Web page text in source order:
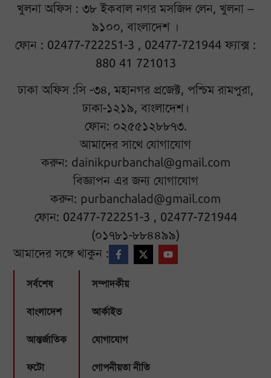
খুলনা অফিস : ৩৮ ইকবাল নগর মসজিদ লেন, খুলনা –
৯১০০, বাংলাদেশ ।
ফোন : 02477-722251-3 , 02477-721944 ফ্যাক্স :
880 41 721013
ঢাকা অফিস :সি -৩৪, মহানগর প্রজেক্ট, পশ্চিম রামপুরা,
ঢাকা-১২১৯, বাংলাদেশ।
ফোন: ০২৫৫১২৮৮৭৩.
আমাদের সাথে যোগাযোগ
করুন: dainikpurbanchal@gmail.com
বিজ্ঞাপন এর জন্য যোগাযোগ
করুন: purbanchalad@gmail.com
ফোন: 02477-722251-3 , 02477-721944
(০১৭৮১-৮৮৪৪৯৯)
আমাদের সঙ্গে থাকুন :
সর্বশেষ
বাংলাদেশ
আন্তর্জাতিক
ফটো
সম্পাদকীয়
আর্কাইভ
যোগাযোগ
গোপনীয়তা নীতি